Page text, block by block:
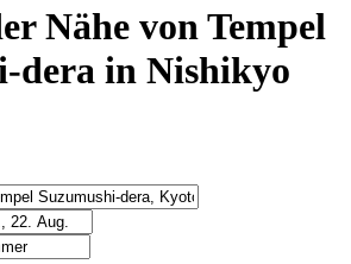
Nähe von Tempel
dera in Nishikyo